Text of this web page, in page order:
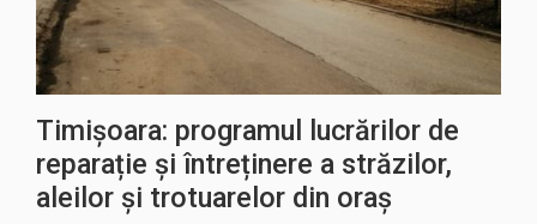
Timișoara: programul lucrărilor de
reparație și întreținere a străzilor,
aleilor și trotuarelor din oraș